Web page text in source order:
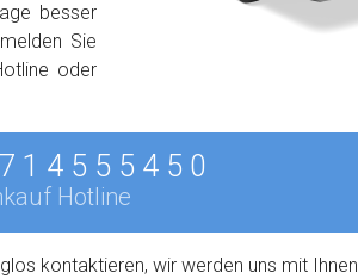
besser
Sie
oder
1 4 5 5 5 4 5 0
Hotline
kontaktieren, wir werden uns mit Ihnen